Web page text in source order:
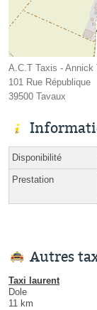
A.C.T Taxis - Annick
101 Rue République
39500 Tavaux
Disponibilité
Prestation
Autres
Taxi laurent
Dole
11 km